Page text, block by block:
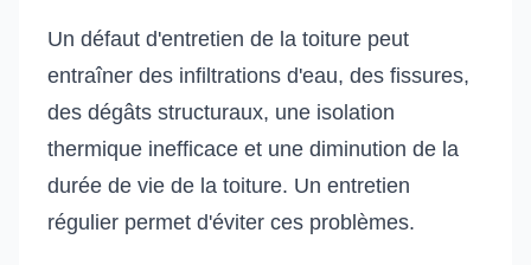
Un défaut d'entretien de la toiture peut
entraîner des infiltrations d'eau, des fissures,
des dégâts structuraux, une isolation
thermique inefficace et une diminution de la
durée de vie de la toiture. Un entretien
régulier permet d'éviter ces problèmes.